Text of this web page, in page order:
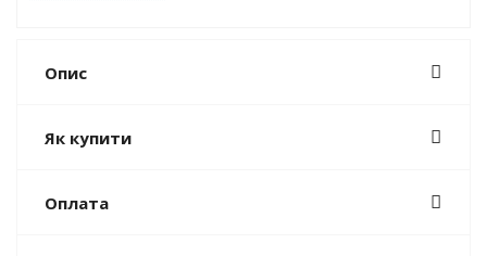
Опис
Як купити
Оплата